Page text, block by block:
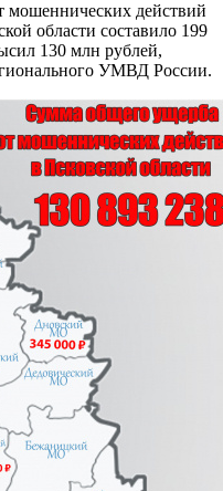
мошеннических действий
области составило 199
130 млн рублей,
УМВД России.